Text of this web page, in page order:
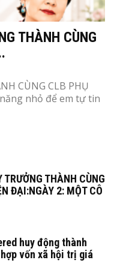
THÀNH CÙNG
CÙNG CLB PHỤ
nhỏ để em tự tin
TRƯỞNG THÀNH CÙNG
ĐẠI:NGÀY 2: MỘT CÔ
huy động thành
vốn xã hội trị giá